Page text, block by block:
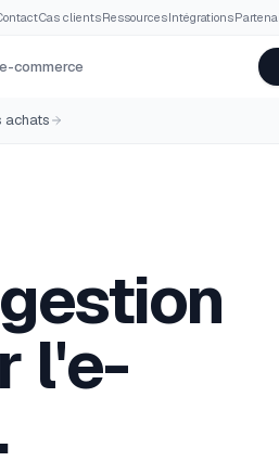
·Cas clients·Ressources·Intégrations·
commerce
achats
l'e-